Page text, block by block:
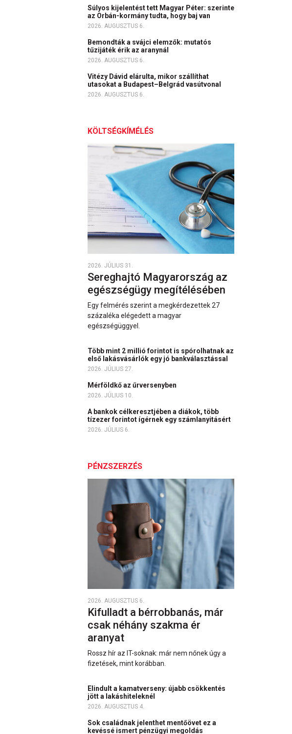
Súlyos kijelentést tett Magyar Péter: szerinte
az Orbán-kormány tudta, hogy baj van
2026. AUGUSZTUS 6.
Bemondták a svájci elemzők: mutatós
tűzijáték érik az aranynál
2026. AUGUSZTUS 6.
Vitézy Dávid elárulta, mikor szállíthat
utasokat a Budapest–Belgrád vasútvonal
2026. AUGUSZTUS 6.
KÖLTSÉGKÍMÉLÉS
2026. JÚLIUS 31.
Sereghajtó Magyarország az
egészségügy megítélésében
Egy felmérés szerint a megkérdezettek 27
százaléka elégedett a magyar
egészségüggyel.
Több mint 2 millió forintot is spórolhatnak az
első lakásvásárlók egy jó bankválasztással
2026. JÚLIUS 27.
Mérföldkő az űrversenyben
2026. JÚLIUS 10.
A bankok célkeresztjében a diákok, több
tízezer forintot ígérnek egy számlanyitásért
2026. JÚLIUS 6.
PÉNZSZERZÉS
2026. AUGUSZTUS 6.
Kifulladt a bérrobbanás, már
csak néhány szakma ér
aranyat
Rossz hír az IT-soknak: már nem nőnek úgy a
fizetések, mint korábban.
Elindult a kamatverseny: újabb csökkentés
jött a lakáshiteleknél
2026. AUGUSZTUS 4.
Sok családnak jelenthet mentőövet ez a
kevéssé ismert pénzügyi megoldás